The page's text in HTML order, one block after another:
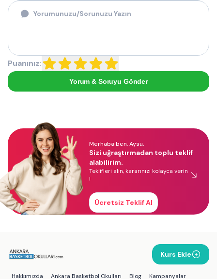
Puanınız:
Yorum & Soruyu Gönder
Merhaba ben, Aysu.
Sizi uğraştırmadan toplu teklif
alabilirim.
Teklifleri alın, kararınızı kolayca verin
!
Ücretsiz Teklif Al
Kurs Ekle
Hakkımızda Ankara Basketbol Okulları Blog Kampanyalar